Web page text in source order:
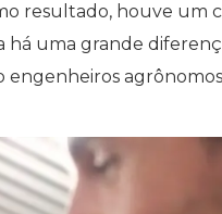
resultado, houve um
há uma grande
engenheiros